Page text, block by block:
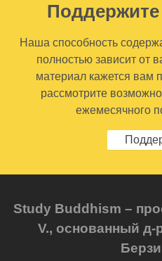
Наша способность
полностью зависит от
материал кажется вам
рассмотрите
ежемесячного
Study Buddhism –
V., основанный